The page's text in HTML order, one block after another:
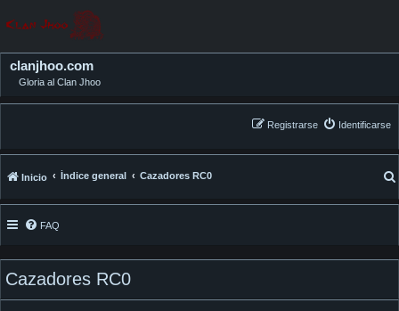
clanjhoo.com
Gloria al Clan Jhoo
Identificarse
Registrarse
Inicio Índice general Cazadores RC0
FAQ
Cazadores RC0